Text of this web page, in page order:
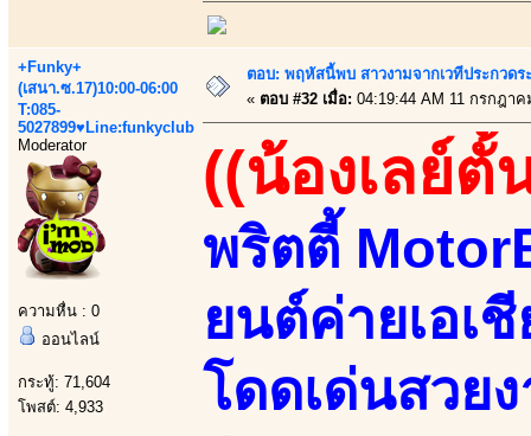
+Funky+
(เสนา.ซ.17)10:00-06:00
T:085-
5027899♥Line:funkyclub
Moderator
ความหื่น : 0
ออนไลน์
กระทู้: 71,604
โพสต์: 4,933
ตอบ: พฤหัสนี้พบ สาวงามจากเวทีประกวด
« ตอบ #32 เมื่อ: 04:19:44 AM 11 กรกฎาค
((น้องเลย์ตั้
พริตตี้
ยนต์ค่ายเอเ
โดดเด่นสวย